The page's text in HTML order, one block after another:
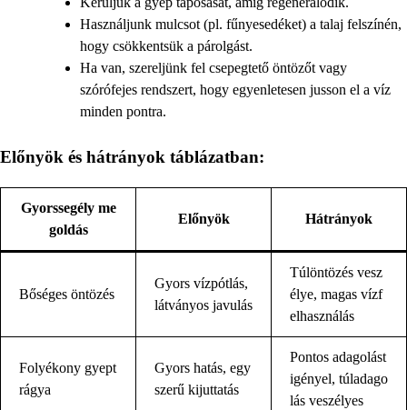
Használjunk mulcsot (pl. fűnyesedéket) a talaj felszínén,
hogy csökkentsük a párolgást.
Ha van, szereljünk fel csepegtető öntözőt vagy
szórófejes rendszert, hogy egyenletesen jusson el a víz
minden pontra.
Előnyök és hátrányok táblázatban:
Gyorssegély me
goldás
Előnyök Hátrányok
Bőséges öntözés
Gyors vízpótlás,
látványos javulás
Túlöntözés vesz
élye, magas vízf
elhasználás
Folyékony gyept
rágya
Gyors hatás, egy
szerű kijuttatás
Pontos adagolást
igényel, túladago
lás veszélyes